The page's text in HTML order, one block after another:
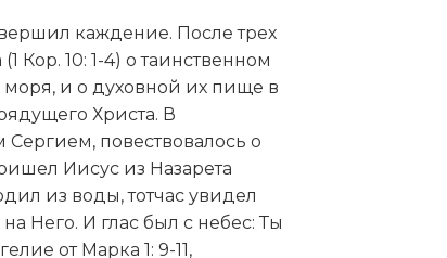
каждение. После трех
Кор. 10: 1-4) о таинственном
и о духовной их пище в
Христа. В
повествовалось о
Иисус из Назарета
из воды, тотчас увидел
Него. И глас был с небес: Ты
от Марка 1: 9-11,